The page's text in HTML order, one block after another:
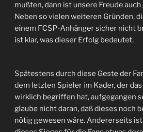
mußten, dann ist unsere Freude
Neben so vielen weiteren Gründen,
einem FCSP-Anhänger sicher nicht
ist klar, was dieser Erfolg bedeutet.
Spätestens durch diese Geste der
dem letzten Spieler im Kader, der
wirklich begriffen hat, aufgegangen
glaube nicht daran, daß dieses noch
nötig gewesen wäre. Andererseits